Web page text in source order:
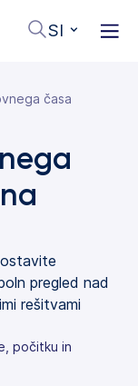
SI
časa
pregled nad
rešitvami
počitku in